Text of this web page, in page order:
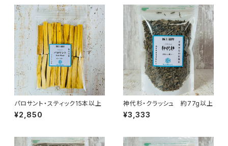
パロサント・スティック15本以上
¥2,850
神代杉・クラッシュ 約77g以上
¥3,333